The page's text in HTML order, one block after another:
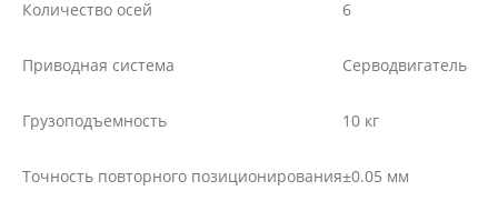
Количество осей 6
Приводная система Серводвигатель
Грузоподъемность 10 кг
Точность повторного позиционирования±0.05 мм